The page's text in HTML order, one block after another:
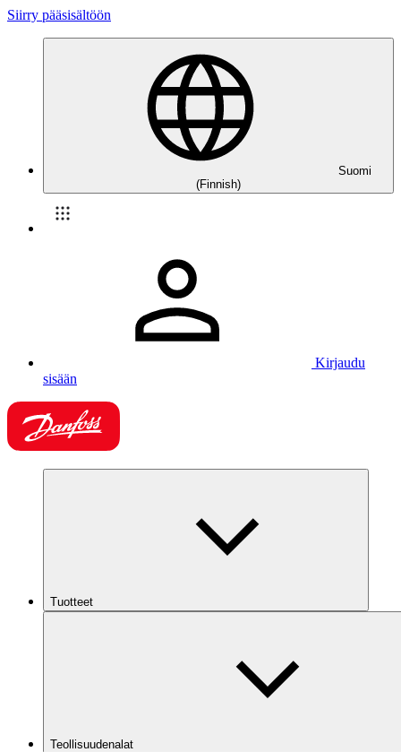
Siirry pääsisältöön
Suomi
(Finnish)
Kirjaudu
sisään
Tuotteet
Teollisuudenalat